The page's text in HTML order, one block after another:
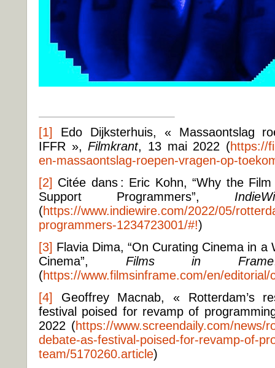
[1] Edo Dijksterhuis, « Massa­ontslag
IFFR »,Filmkrant, 13 mai 2022 (https://
en-massaontslag-roepen-vragen-op-
[2] Citée dans : Eric Kohn, “Why the
Support Programmers”,
(https://www.indiewire.com/2022/05/
programmers-1234723001/#!)
[3] Flavia Dima, “On Curating Cinema in
Cinema”, Films in Frame
(https://www.filmsinframe.com/en/
[4] Geoffrey Macnab, « Rotterdam’s
festival poised for revamp of
2022 (https://www.screendaily.com/news/
debate-as-festival-poised-for-revamp-of-
team/5170260.article)